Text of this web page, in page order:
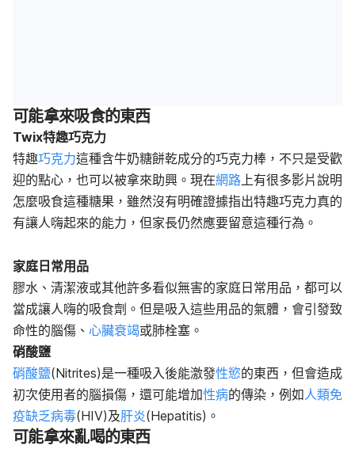
可能拿來吸食的東西
Twix特趣巧克力
特趣巧克力這種含牛奶糖餅乾成分的巧克力棒，不只是受歡
迎的點心，也可以被拿來助興。現在網路上有很多影片說明
怎麼吸食這種糖果，雖然沒有明確證據指出特趣巧克力真的
有讓人嗨起來的能力，但家長仍然應要留意這種行為。
家庭日常用品
膠水、清潔液或其他許多看似無害的家庭日常用品，都可以
當成讓人嗨的吸食劑。但是吸入這些用品的氣體，會引發致
命性的腦傷、 心臟衰竭或肺栓塞。
硝酸鹽
硝酸鹽(Nitrites)是一種吸入後能激發性慾的東西，但會造成
初次使用者的腦損傷，還可能增加性病的傳染，例如人類免
疫缺乏病毒(HIV)及肝炎(Hepatitis)。
可能拿來亂喝的東西